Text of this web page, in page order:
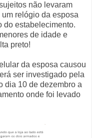
não levaram
relógio da esposa
do estabelecimento.
de idade e
preto!
da esposa causou
ser investigado pela
dia 10 de dezembro a
onde foi levado